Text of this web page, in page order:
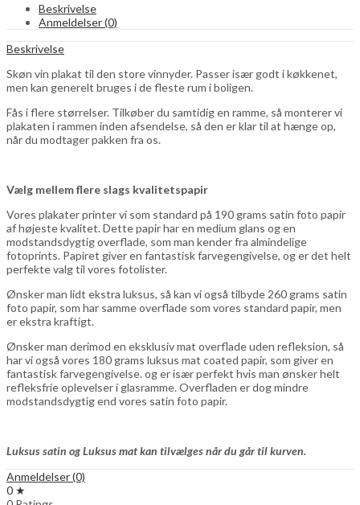
wine
plakat
plakat
quantity
Beskrivelse
Anmeldelser (0)
Beskrivelse
Skøn vin plakat til den store vinnyder. Passer især godt i køkkenet,
men kan generelt bruges i de fleste rum i boligen.
Fås i flere størrelser. Tilkøber du samtidig en ramme, så monterer vi
plakaten i rammen inden afsendelse, så den er klar til at hænge op,
når du modtager pakken fra os.
Vælg mellem flere slags kvalitetspapir
Vores plakater printer vi som standard på 190 grams satin foto papir
af højeste kvalitet. Dette papir har en medium glans og en
modstandsdygtig overflade, som man kender fra almindelige
fotoprints. Papiret giver en fantastisk farvegengivelse, og er det helt
perfekte valg til vores fotolister.
Ønsker man lidt ekstra luksus, så kan vi også tilbyde 260 grams satin
foto papir, som har samme overflade som vores standard papir, men
er ekstra kraftigt.
Ønsker man derimod en eksklusiv mat overflade uden refleksion, så
har vi også vores 180 grams luksus mat coated papir, som giver en
fantastisk farvegengivelse. og er især perfekt hvis man ønsker helt
refleksfrie oplevelser i glasramme. Overfladen er dog mindre
modstandsdygtig end vores satin foto papir.
Luksus satin og Luksus mat kan tilvælges når du går til kurven.
Anmeldelser (0)
0 ★